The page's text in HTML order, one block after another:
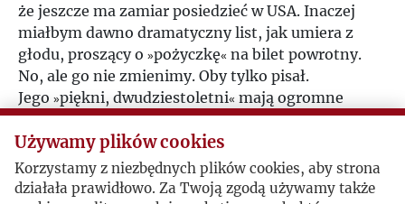
że jeszcze ma zamiar posiedzieć w USA. Inaczej
miałbym dawno dramatyczny list, jak umiera z
głodu, proszący o »pożyczkę« na bilet powrotny.
No, ale go nie zmienimy. Oby tylko pisał.
Jego »piękni, dwudziestoletni« mają ogromne
powodzenie, krajowcy rozrywają i w kraju zaczyna
znowu istnieć. Przynajmniej w pewnych kołach...
Używamy plików cookies
Korzystamy z niezbędnych plików cookies, aby strona
działała prawidłowo. Za Twoją zgodą używamy także